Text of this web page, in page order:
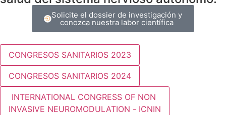
Solicite el dossier de investigación y
conozca nuestra labor científica
CONGRESOS SANITARIOS 2023
CONGRESOS SANITARIOS 2024
INTERNATIONAL CONGRESS OF NON
INVASIVE NEUROMODULATION - ICNIN